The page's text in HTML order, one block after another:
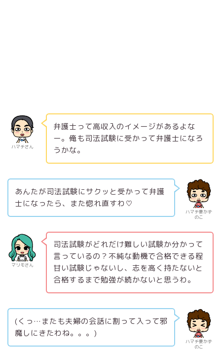
ハマチさん
弁護士って高収入のイメージがあるよな
ー。俺も司法試験に受かって弁護士になろ
うかな。
ハマチ妻かず
のこ
あんたが司法試験にサクッと受かって弁護
士になったら、また惚れ直すわ♡
マリモさん
司法試験がどれだけ難しい試験か分かって
言っているの？不純な動機で合格できる程
甘い試験じゃないし、志を高く持たないと
合格するまで勉強が続かないと思うわ。
ハマチ妻かず
のこ
(くっ…またも夫婦の会話に割って入って邪
魔しにきたわね。。。)